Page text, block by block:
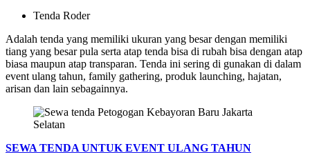
Tenda Roder
Adalah tenda yang memiliki ukuran yang besar dengan memiliki
tiang yang besar pula serta atap tenda bisa di rubah bisa dengan atap
biasa maupun atap transparan. Tenda ini sering di gunakan di dalam
event ulang tahun, family gathering, produk launching, hajatan,
arisan dan lain sebagainnya.
SEWA TENDA UNTUK EVENT ULANG TAHUN